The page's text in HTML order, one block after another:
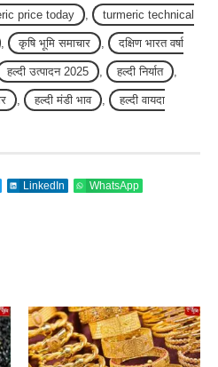
price today turmeric technical
कृषि भूमि समाचार दक्षिण भारत वर्षा
हल्दी उत्पादन 2025 हल्दी निर्यात
हल्दी मंडी भाव हल्दी वायदा
LinkedIn WhatsApp